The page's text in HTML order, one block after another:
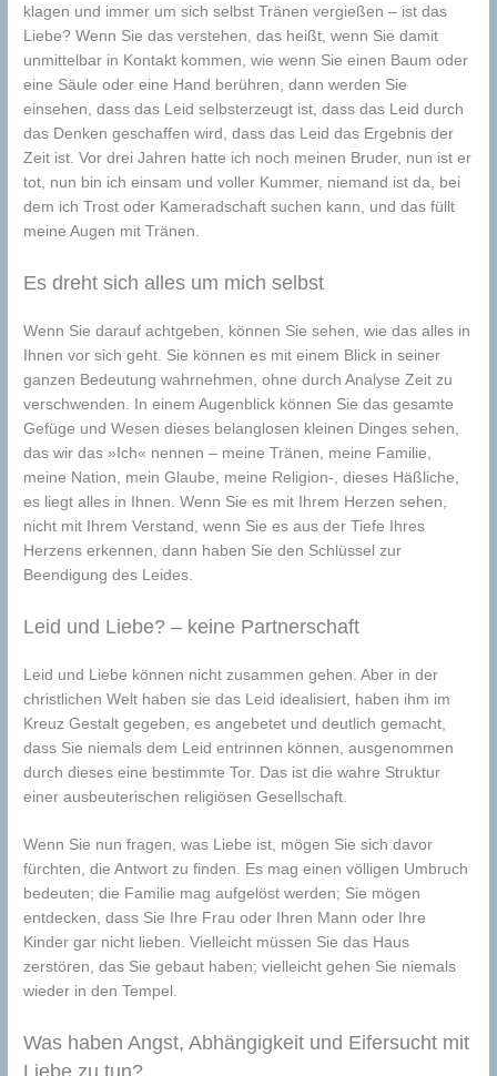
klagen und immer um sich selbst Tränen vergießen – ist das
Liebe? Wenn Sie das verstehen, das heißt, wenn Sie damit
unmittelbar in Kontakt kommen, wie wenn Sie einen Baum oder
eine Säule oder eine Hand berühren, dann werden Sie
einsehen, dass das Leid selbsterzeugt ist, dass das Leid durch
das Denken geschaffen wird, dass das Leid das Ergebnis der
Zeit ist. Vor drei Jahren hatte ich noch meinen Bruder, nun ist er
tot, nun bin ich einsam und voller Kummer, niemand ist da, bei
dem ich Trost oder Kameradschaft suchen kann, und das füllt
meine Augen mit Tränen.
Es dreht sich alles um mich selbst
Wenn Sie darauf achtgeben, können Sie sehen, wie das alles in
Ihnen vor sich geht. Sie können es mit einem Blick in seiner
ganzen Bedeutung wahrnehmen, ohne durch Analyse Zeit zu
verschwenden. In einem Augenblick können Sie das gesamte
Gefüge und Wesen dieses belanglosen kleinen Dinges sehen,
das wir das »Ich« nennen – meine Tränen, meine Familie,
meine Nation, mein Glaube, meine Religion-, dieses Häßliche,
es liegt alles in Ihnen. Wenn Sie es mit Ihrem Herzen sehen,
nicht mit Ihrem Verstand, wenn Sie es aus der Tiefe Ihres
Herzens erkennen, dann haben Sie den Schlüssel zur
Beendigung des Leides.
Leid und Liebe? – keine Partnerschaft
Leid und Liebe können nicht zusammen gehen. Aber in der
christlichen Welt haben sie das Leid idealisiert, haben ihm im
Kreuz Gestalt gegeben, es angebetet und deutlich gemacht,
dass Sie niemals dem Leid entrinnen können, ausgenommen
durch dieses eine bestimmte Tor. Das ist die wahre Struktur
einer ausbeuterischen religiösen Gesellschaft.
Wenn Sie nun fragen, was Liebe ist, mögen Sie sich davor
fürchten, die Antwort zu finden. Es mag einen völligen Umbruch
bedeuten; die Familie mag aufgelöst werden; Sie mögen
entdecken, dass Sie Ihre Frau oder Ihren Mann oder Ihre
Kinder gar nicht lieben. Vielleicht müssen Sie das Haus
zerstören, das Sie gebaut haben; vielleicht gehen Sie niemals
wieder in den Tempel.
Was haben Angst, Abhängigkeit und Eifersucht mit